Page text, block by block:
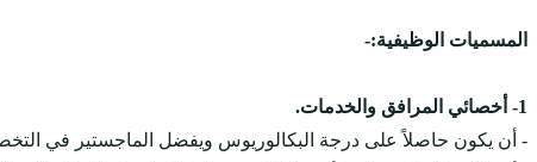
المسميات الوظيفية:-
1- أخصائي المرافق والخدمات.
- أن يكون حاصلاً على درجة البكالوريوس ويفضل الماجستير في